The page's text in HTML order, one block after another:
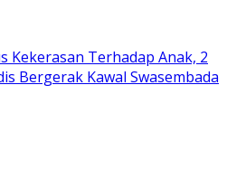
Kekerasan Terhadap Anak, 2
Bergerak Kawal Swasembada